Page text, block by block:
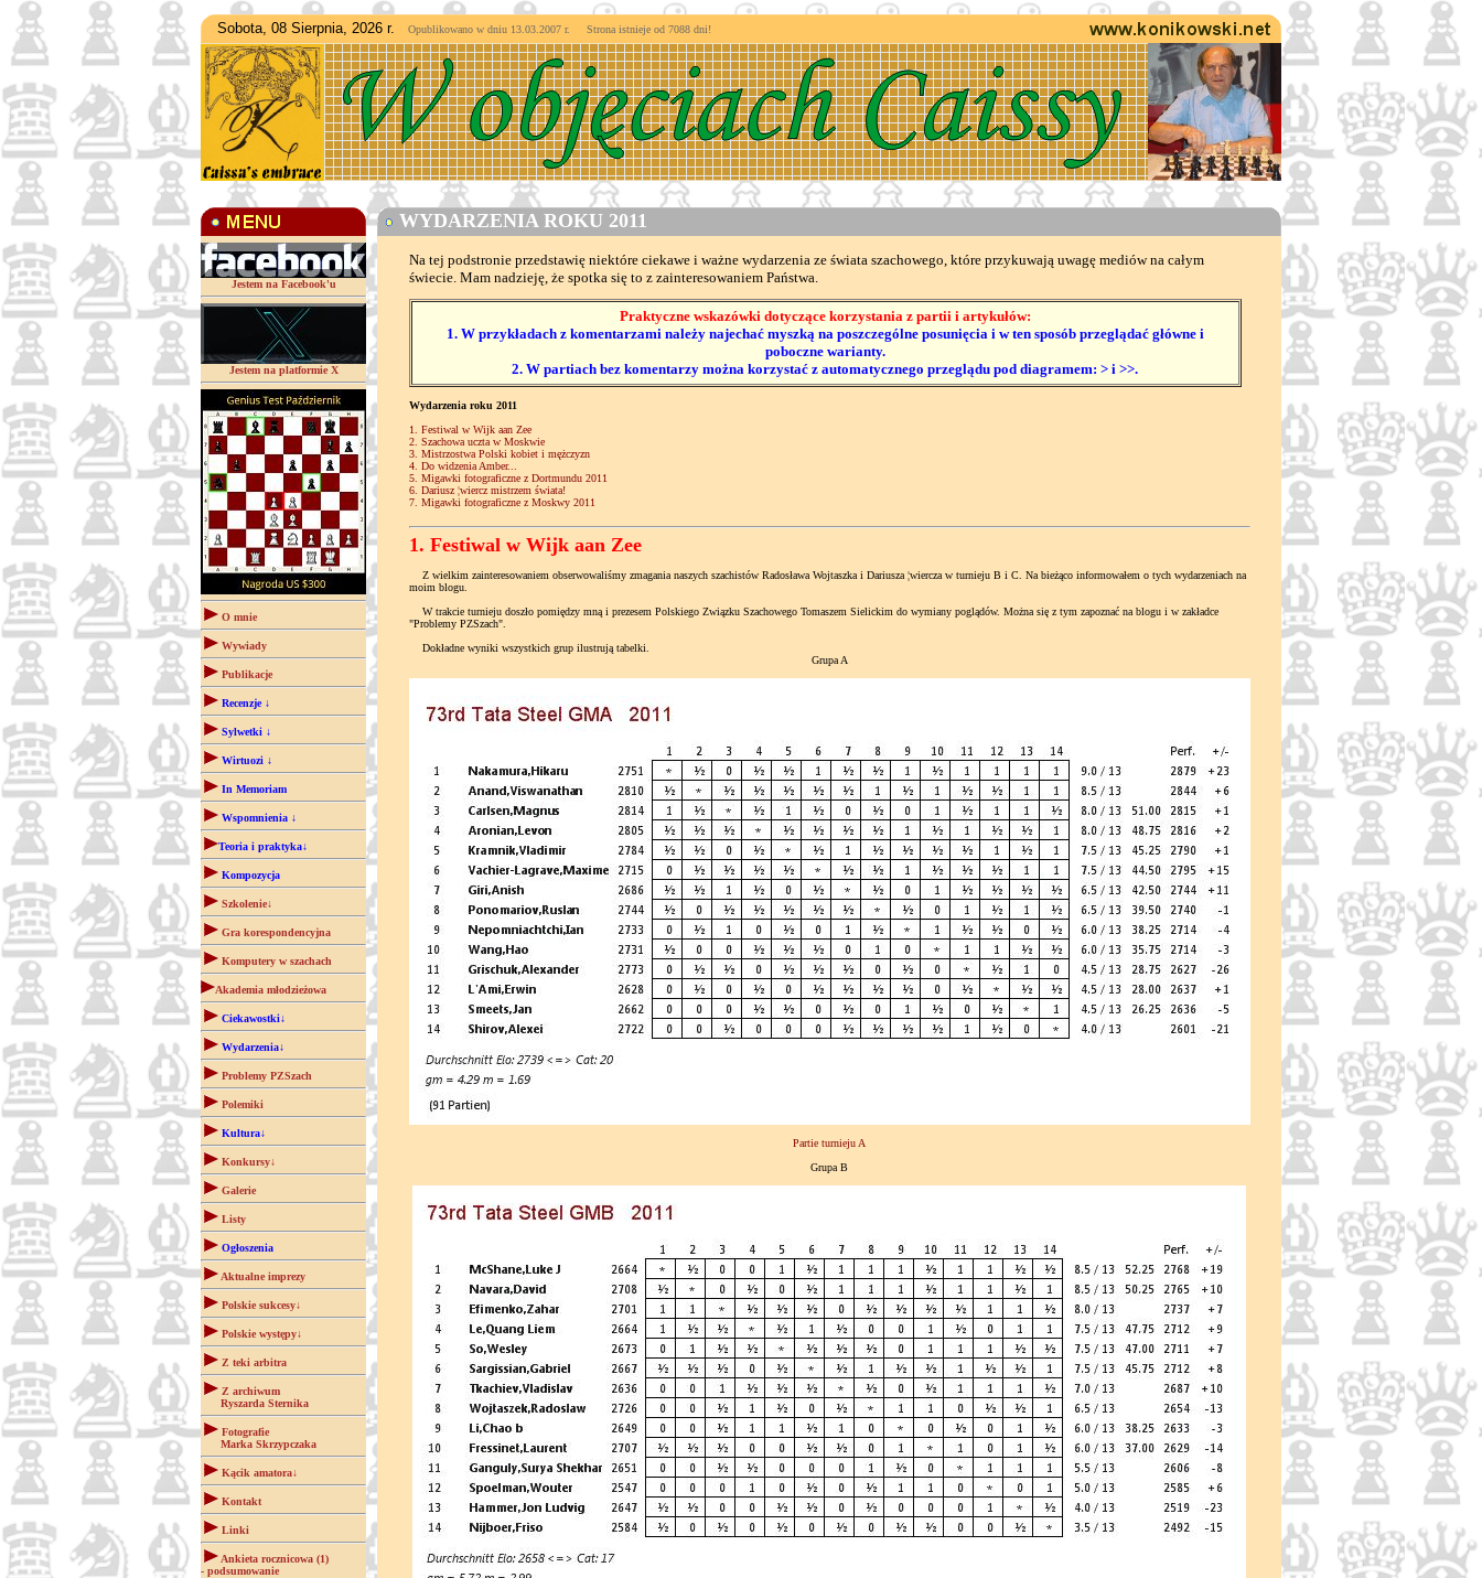
Sobota, 08 Sierpnia, 2026 r. Opublikowano w dniu 13.03.2007 r. Strona istnieje od 7088 dni!
Jestem na Facebook'u
Jestem na platformie X
O mnie
Wywiady
Publikacje
Recenzje ↓
Sylwetki ↓
Wirtuozi ↓
In Memoriam
Wspomnienia ↓
Teoria i praktyka↓
Kompozycja
Szkolenie↓
Gra korespondencyjna
Komputery w szachach
Akademia młodzieżowa
Ciekawostki↓
Wydarzenia↓
Problemy PZSzach
Polemiki
Kultura↓
Konkursy↓
Galerie
Listy
Ogłoszenia
Aktualne imprezy
Polskie sukcesy↓
Polskie występy↓
Z teki arbitra
Z archiwum
Ryszarda Sternika
Fotografie
Marka Skrzypczaka
Kącik amatora↓
Kontakt
Linki
Ankieta rocznicowa (1)
- podsumowanie
WYDARZENIA ROKU 2011
Na tej podstronie przedstawię niektóre ciekawe i ważne wydarzenia ze świata szachowego, które przykuwają uwagę mediów na całym
świecie. Mam nadzieję, że spotka się to z zainteresowaniem Państwa.
Praktyczne wskazówki dotyczące korzystania z partii i artykułów:
1. W przykładach z komentarzami należy najechać myszką na poszczególne posunięcia i w ten sposób przeglądać główne i
poboczne warianty.
2. W partiach bez komentarzy można korzystać z automatycznego przeglądu pod diagramem: > i >>.
Wydarzenia roku 2011
1. Festiwal w Wijk aan Zee
2. Szachowa uczta w Moskwie
3. Mistrzostwa Polski kobiet i mężczyzn
4. Do widzenia Amber...
5. Migawki fotograficzne z Dortmundu 2011
6. Dariusz ¦wiercz mistrzem świata!
7. Migawki fotograficzne z Moskwy 2011
1. Festiwal w Wijk aan Zee
Z wielkim zainteresowaniem obserwowaliśmy zmagania naszych szachistów Radosława Wojtaszka i Dariusza ¦wiercza w turnieju B i C. Na bieżąco informowałem o tych wydarzeniach na
moim blogu.
W trakcie turnieju doszło pomiędzy mną i prezesem Polskiego Związku Szachowego Tomaszem Sielickim do wymiany poglądów. Można się z tym zapoznać na blogu i w zakładce
"Problemy PZSzach".
Dokładne wyniki wszystkich grup ilustrują tabelki.
Grupa A
Partie turnieju A
Grupa B